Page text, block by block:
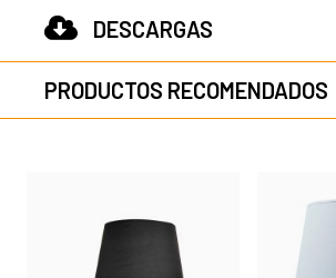
DESCARGAS
PRODUCTOS RECOMENDADOS